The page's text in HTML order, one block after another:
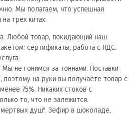
Мы полагаем, что успешная
трех китах:
Любой товар, покидающий наш
сертификаты, работа с НДС.
Мы не гонимся за тоннами. Поставки
поэтому на руки вы получаете товар с
75%. Никаких стоков с
то, что не залежится.
душ". Зефир в шоколаде,